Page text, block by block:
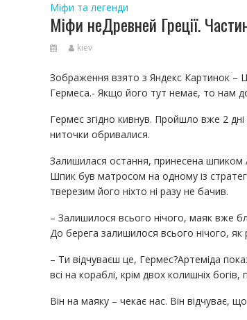
Міфи та легенди
Міфи неДревней Греції.
kiev
Зображення взято з Яндекс Картинок –
Гермеса.- Якщо його тут немає, то нам
Гермес згідно кивнув. Пройшло вже 2 дні
ниточки обривалися.
Залишилася остання, принесена шпиком
Шпик був матросом на одному із
тверезим його ніхто ні разу не бачив.
– Залишилося всього нічого, маяк вже
До берега залишилося всього нічого,
– Ти відчуваєш це, Гермес?Артеміда
всі на кораблі, крім двох колишніх
Він на маяку – чекає нас. Він відчуває,